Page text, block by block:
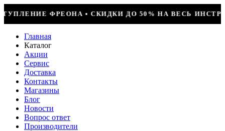
НА ВЕСЬ ИНСТРУМЕНТ • КОМПРЕССОР
Главная
Каталог
Акции
Сервис
Доставка
Контакты
Магазины
Блог
Новости
Вопрос ответ
Производители